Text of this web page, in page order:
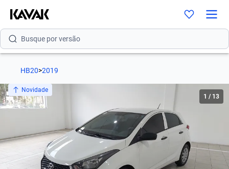
Busque por modelo
Busque por versão
Busque por marca
Busque por modelo
Busque por versão
Busque por ano
HB20>2019
Novidade
1 / 13